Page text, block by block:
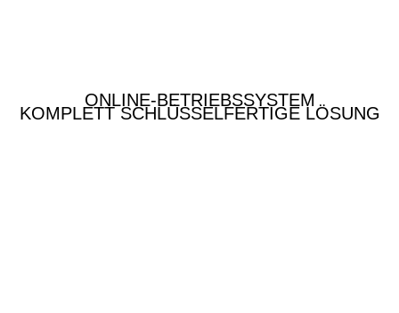
ONLINE-BETRIEBSSYSTEM
KOMPLETT SCHLÜSSELFERTIGE LÖSUNG